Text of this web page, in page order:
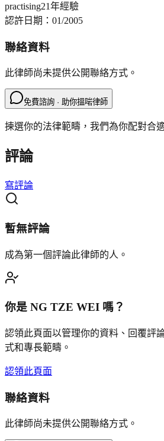
practising21年經驗
認許日期： 01/2005
聯絡資料
此律師尚未提供公開聯絡方式。
免費諮詢 · 助你搵啱律師
揀選你的法律範疇，我們為你配對合
評論
寫評論
暫無評論
成為第一個評論此律師的人。
你是 NG TZE WEI 嗎？
認領此頁面以管理你的資料、回覆評
式和專長範疇。
認領此頁面
聯絡資料
此律師尚未提供公開聯絡方式。